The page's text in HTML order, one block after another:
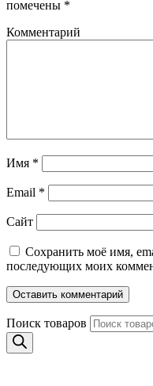
помечены *
Комментарий
Имя *
Email *
Сайт
Сохранить моё имя,
последующих моих
Поиск товаров